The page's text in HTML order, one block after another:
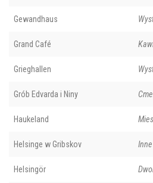
Gewandhaus
Grand Café
Grieghallen
Grób Edvarda i Niny
Haukeland
Helsinge w Gribskov Inne
Helsingör